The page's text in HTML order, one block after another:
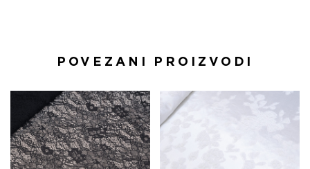
POVEZANI PROIZVODI